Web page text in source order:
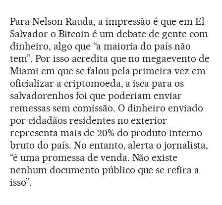
Para Nelson Rauda, a impressão é que em El
Salvador o Bitcoin é um debate de gente com
dinheiro, algo que “a maioria do país não
tem”. Por isso acredita que no megaevento de
Miami em que se falou pela primeira vez em
oficializar a criptomoeda, a isca para os
salvadorenhos foi que poderiam enviar
remessas sem comissão. O dinheiro enviado
por cidadãos residentes no exterior
representa mais de 20% do produto interno
bruto do país. No entanto, alerta o jornalista,
“é uma promessa de venda. Não existe
nenhum documento público que se refira a
isso”.